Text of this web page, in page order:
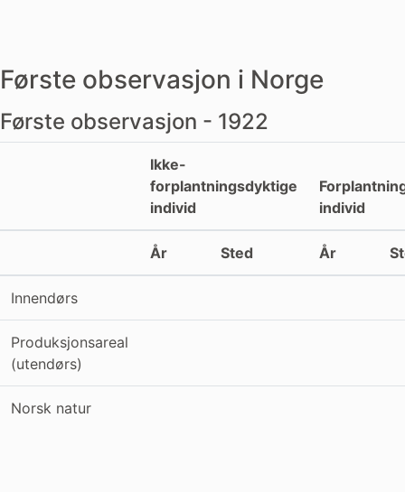
Første observasjon i Norge
Første observasjon - 1922
Ikke-
forplantningsdyktige
individ
individ
År Sted År
Innendørs
Produksjonsareal
(utendørs)
Norsk natur